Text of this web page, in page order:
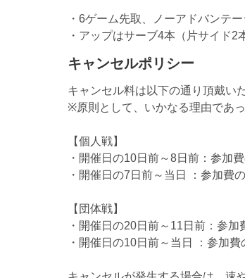
・6ゲーム先取、ノーアドバンテー
・アップはサーブ4本（片サイド
キャンセルポリシー
キャンセル料は以下の通り頂戴い
※原則として、いかなる理由であ
【個人戦】
・開催日の10日前～8日前：参加
・開催日の7日前～当日 ：参加費
【団体戦】
・開催日の20日前～11日前：参加
・開催日の10日前～当日 ：参加費